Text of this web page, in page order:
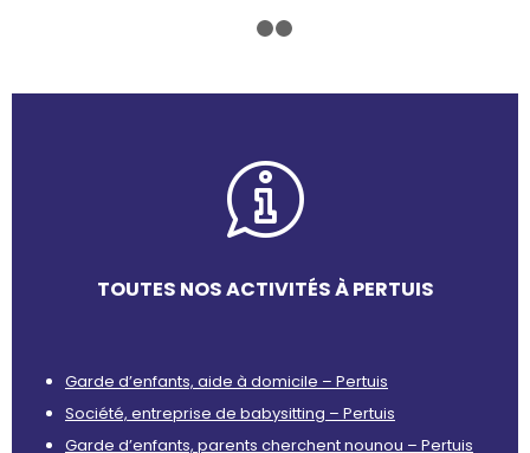
TOUTES NOS ACTIVITÉS À PERTUIS
Garde d’enfants, aide à domicile – Pertuis
Société, entreprise de babysitting – Pertuis
Garde d’enfants, parents cherchent nounou – Pertuis